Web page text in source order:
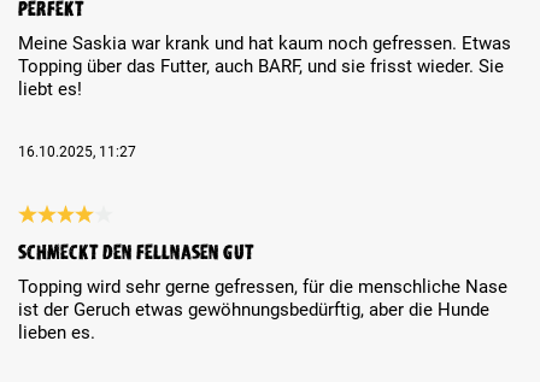
Meine Saskia war krank und hat kaum noch gefressen. Etwas
Topping über das Futter, auch BARF, und sie frisst wieder. Sie
liebt es!
16.10.2025, 11:27
Schmeckt den Fellnasen gut
Topping wird sehr gerne gefressen, für die menschliche Nase
ist der Geruch etwas gewöhnungsbedürftig, aber die Hunde
lieben es.